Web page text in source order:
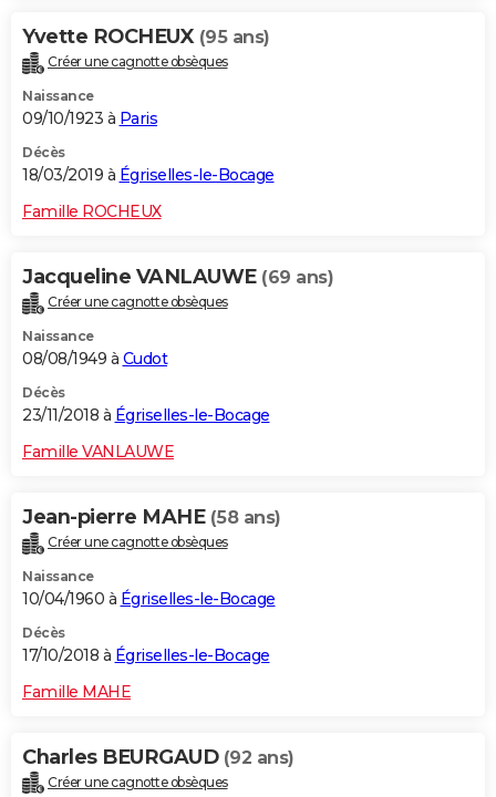
Yvette ROCHEUX (95 ans)
Créer une cagnotte obsèques
Naissance
09/10/1923 à Paris
Décès
18/03/2019 à Égriselles-le-Bocage
Famille ROCHEUX
Jacqueline VANLAUWE (69 ans)
Créer une cagnotte obsèques
Naissance
08/08/1949 à Cudot
Décès
23/11/2018 à Égriselles-le-Bocage
Famille VANLAUWE
Jean-pierre MAHE (58 ans)
Créer une cagnotte obsèques
Naissance
10/04/1960 à Égriselles-le-Bocage
Décès
17/10/2018 à Égriselles-le-Bocage
Famille MAHE
Charles BEURGAUD (92 ans)
Créer une cagnotte obsèques